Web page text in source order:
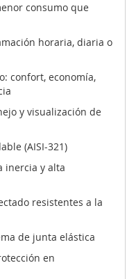
consumo que
horaria, diaria o
confort, economía,
y visualización de
(AISI-321)
inercia y alta
resistentes a la
de junta elástica
en